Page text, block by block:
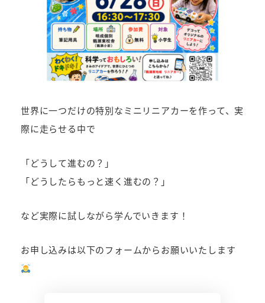
世界に一つだけの特別なミニリニアカーを作って、実
際に走らせる中で
「どうして進むの？」
「どうしたらもっと速く進むの？」
など実際に試しながら学んでいきます！
お申し込みは以下のフォームからお願いいたします